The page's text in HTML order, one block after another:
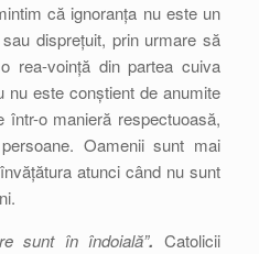
că ignoranța nu este un
disprețuit, prin urmare să
rea-voință din partea cuiva
este conștient de anumite
într-o manieră respectuoasă,
Oamenii sunt mai
atunci când nu sunt
sunt în îndoială”. Catolicii